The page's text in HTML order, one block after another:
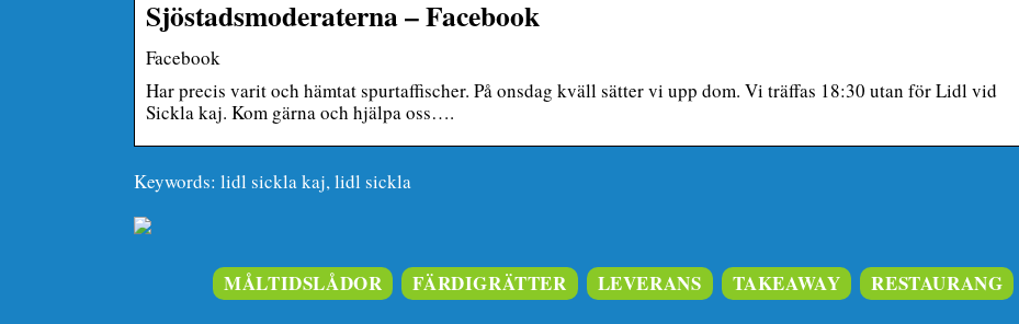
Sjöstadsmoderaterna – Facebook
Facebook
Har precis varit och hämtat spurtaffischer. På onsdag kväll sätter vi upp dom. Vi träffas 18:30 utan för Lidl vid
Sickla kaj. Kom gärna och hjälpa oss….
Keywords: lidl sickla kaj, lidl sickla
MÅLTIDSLÅDOR FÄRDIGRÄTTER LEVERANS TAKEAWAY RESTAURANG